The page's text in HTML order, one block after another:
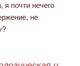
почти нечего
не